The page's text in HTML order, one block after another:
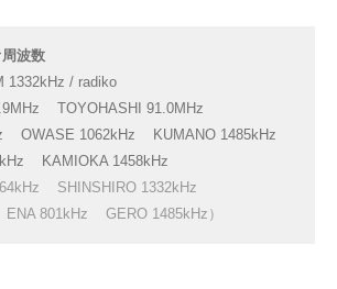
波数
1332kHz / radiko
TOYOHASHI 91.0MHz
OWASE 1062kHz
KUMANO 1485kHz
KAMIOKA 1458kHz
SHINSHIRO 1332kHz
ENA 801kHz GERO 1485kHz）